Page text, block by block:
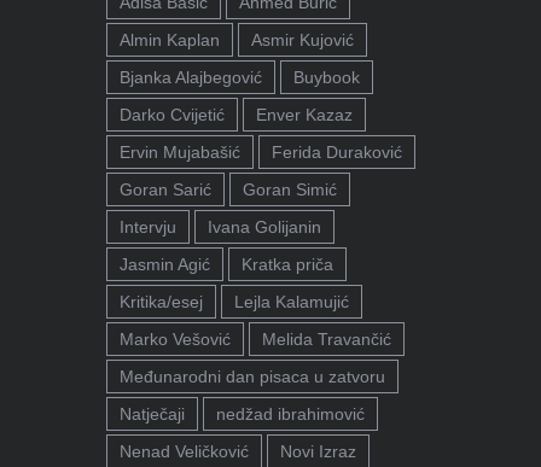
Almin Kaplan
Asmir Kujović
Bjanka Alajbegović
Buybook
Darko Cvijetić
Enver Kazaz
Ervin Mujabašić
Ferida Duraković
Goran Sarić
Goran Simić
Intervju
Ivana Golijanin
Jasmin Agić
Kratka priča
Kritika/esej
Lejla Kalamujić
Marko Vešović
Melida Travančić
Međunarodni dan pisaca u zatvoru
Natječaji
nedžad ibrahimović
Nenad Veličković
Novi Izraz